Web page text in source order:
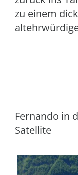
zu einem
Fernando in
Satellite